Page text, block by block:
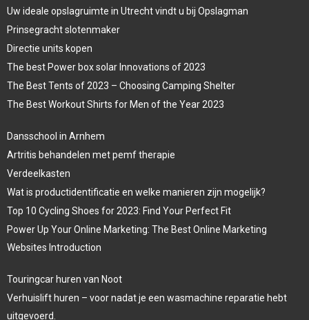
Uw ideale opslagruimte in Utrecht vindt u bij Opslagman
Prinsegracht slotenmaker
Directie units kopen
The best Power box solar Innovations of 2023
The Best Tents of 2023 – Choosing Camping Shelter
The Best Workout Shirts for Men of the Year 2023
Dansschool in Arnhem
Artritis behandelen met pemf therapie
Verdeelkasten
Wat is productidentificatie en welke manieren zijn mogelijk?
Top 10 Cycling Shoes for 2023: Find Your Perfect Fit
Power Up Your Online Marketing: The Best Online Marketing
Websites Introduction
Touringcar huren van Noot
Verhuislift huren – voor nadat je een wasmachine reparatie hebt
uitgevoerd.